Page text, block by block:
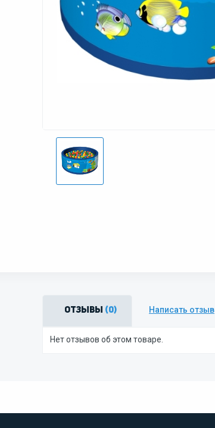
Отзывы (0) Написать отзыв
Нет отзывов об этом товаре.